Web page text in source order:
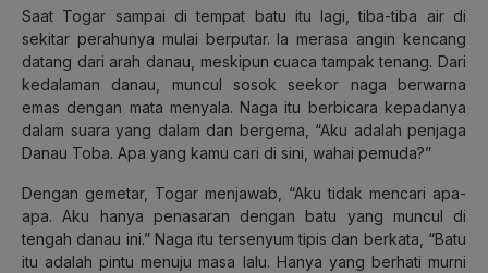
Saat Togar sampai di tempat batu itu lagi, tiba-tiba air di
sekitar perahunya mulai berputar. Ia merasa angin kencang
datang dari arah danau, meskipun cuaca tampak tenang. Dari
kedalaman danau, muncul sosok seekor naga berwarna
emas dengan mata menyala. Naga itu berbicara kepadanya
dalam suara yang dalam dan bergema, “Aku adalah penjaga
Danau Toba. Apa yang kamu cari di sini, wahai pemuda?”
Dengan gemetar, Togar menjawab, “Aku tidak mencari apa-
apa. Aku hanya penasaran dengan batu yang muncul di
tengah danau ini.” Naga itu tersenyum tipis dan berkata, “Batu
itu adalah pintu menuju masa lalu. Hanya yang berhati murni